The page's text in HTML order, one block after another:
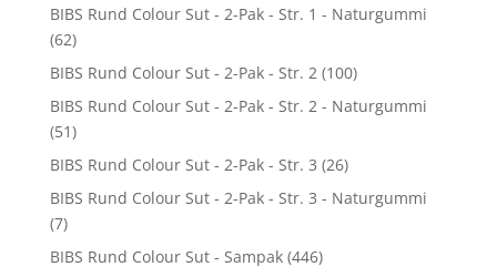
BIBS Rund Colour Sut - 2-Pak - Str. 1 - Naturgummi
(62)
BIBS Rund Colour Sut - 2-Pak - Str. 2 (100)
BIBS Rund Colour Sut - 2-Pak - Str. 2 - Naturgummi
(51)
BIBS Rund Colour Sut - 2-Pak - Str. 3 (26)
BIBS Rund Colour Sut - 2-Pak - Str. 3 - Naturgummi
(7)
BIBS Rund Colour Sut - Sampak (446)